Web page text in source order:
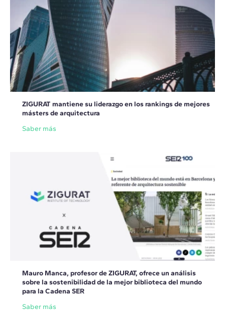
ZIGURAT mantiene su liderazgo en los rankings de mejores
másters de arquitectura
Saber más
Mauro Manca, profesor de ZIGURAT, ofrece un análisis
sobre la sostenibilidad de la mejor biblioteca del mundo
para la Cadena SER
Saber más